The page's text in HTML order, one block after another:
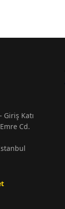
Katı
Cd.